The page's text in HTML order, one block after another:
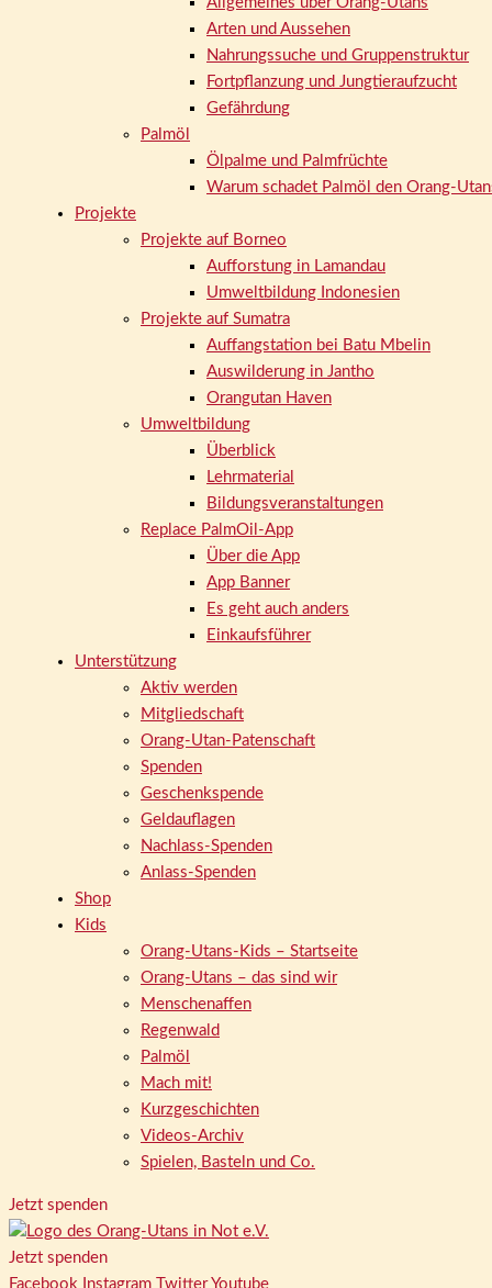
Arten und Aussehen
Nahrungssuche und Gruppenstruktur
Fortpflanzung und Jungtieraufzucht
Gefährdung
Palmöl
Ölpalme und Palmfrüchte
Warum schadet Palmöl den Orang-
Projekte
Projekte auf Borneo
Aufforstung in Lamandau
Umweltbildung Indonesien
Projekte auf Sumatra
Auffangstation bei Batu Mbelin
Auswilderung in Jantho
Orangutan Haven
Umweltbildung
Überblick
Lehrmaterial
Bildungsveranstaltungen
Replace PalmOil-App
Über die App
App Banner
Es geht auch anders
Einkaufsführer
Unterstützung
Aktiv werden
Mitgliedschaft
Orang-Utan-Patenschaft
Spenden
Geschenkspende
Geldauflagen
Nachlass-Spenden
Anlass-Spenden
Shop
Kids
Orang-Utans-Kids – Startseite
Orang-Utans – das sind wir
Menschenaffen
Regenwald
Palmöl
Mach mit!
Kurzgeschichten
Videos-Archiv
Spielen, Basteln und Co.
Jetzt spenden
Jetzt spenden
Facebook
Instagram Twitter Youtube